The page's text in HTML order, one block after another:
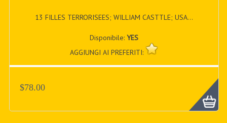
13 FILLES TERRORISEES; WILLIAM CASTTLE; USA...
Disponibile: YES
AGGIUNGI AI PREFERITI:
$78.00